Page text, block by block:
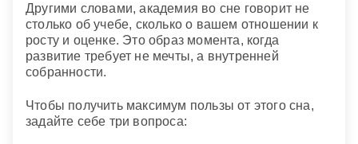
Другими словами, академия во сне говорит не
столько об учебе, сколько о вашем отношении к
росту и оценке. Это образ момента, когда
развитие требует не мечты, а внутренней
собранности.
Чтобы получить максимум пользы от этого сна,
задайте себе три вопроса: